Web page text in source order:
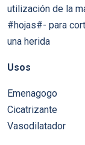
utilización de la
#hojas#- para
una herida
Usos
Emenagogo
Cicatrizante
Vasodilatador